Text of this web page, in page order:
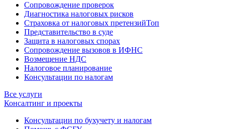
Сопровождение проверок
Диагностика налоговых рисков
Страховка от налоговых претензийТоп
Представительство в суде
Защита в налоговых спорах
Сопровождение вызовов в ИФНС
Возмещение НДС
Налоговое планирование
Консультации по налогам
Все услуги
Консалтинг и проекты
Консультации по бухучету и налогам